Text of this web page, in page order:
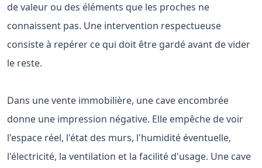
de valeur ou des éléments que les proches ne
connaissent pas. Une intervention respectueuse
consiste à repérer ce qui doit être gardé avant de vider
le reste.
Dans une vente immobilière, une cave encombrée
donne une impression négative. Elle empêche de voir
l'espace réel, l'état des murs, l'humidité éventuelle,
l'électricité, la ventilation et la facilité d'usage. Une cave